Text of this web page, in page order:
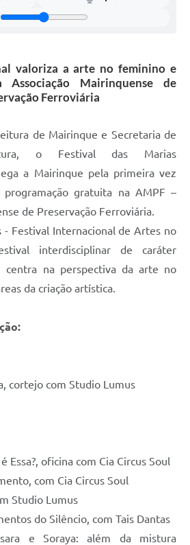
valoriza a arte no feminino e
Mairinquense de
Ferroviária
de Mairinque e Secretaria de
o Festival das Marias
a Mairinque pela primeira vez
gratuita na AMPF –
de Preservação Ferroviária.
- Festival Internacional de Artes no
interdisciplinar de caráter
centra na perspectiva da arte no
da criação artística.
cortejo com Studio Lumus
Essa?, oficina com Cia Circus Soul
com Cia Circus Soul
Studio Lumus
do Silêncio, com Tais Dantas
e Soraya: além da mistura